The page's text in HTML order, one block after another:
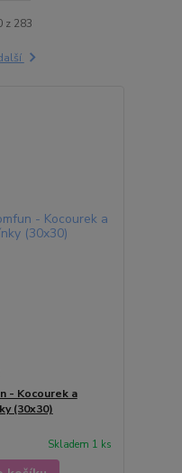
z 283
- Kocourek a
(30x30)
Skladem 1 ks